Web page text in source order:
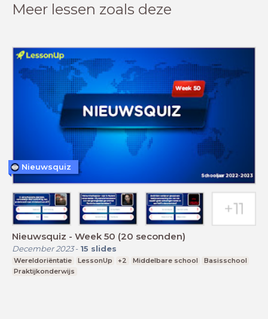
Meer lessen zoals deze
Nieuwsquiz - Week 50 (20 seconden)
December 2023- 15 slides
Wereldoriëntatie LessonUp +2 Middelbare school
Basisschool
Praktijkonderwijs
Nieuwsquiz